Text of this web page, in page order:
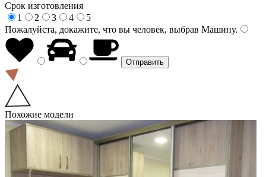
Срок изготовления
1
2 3 4
5
Пожалуйста, докажите, что вы человек, выбрав Машину.
Похожие модели